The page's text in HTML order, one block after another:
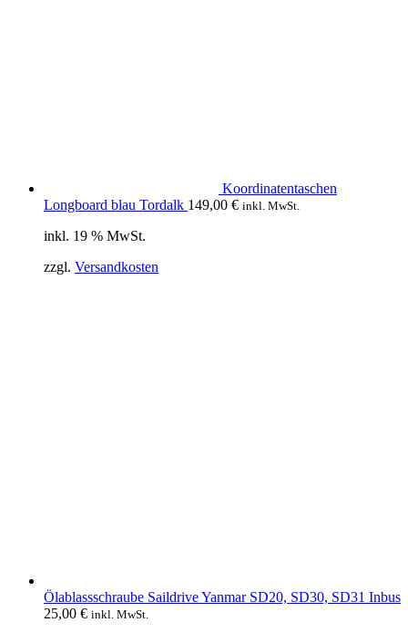
Koordinatentaschen
Longboard blau Tordalk 149,00 € inkl. MwSt.
inkl. 19 % MwSt.
zzgl. Versandkosten
Ölablassschraube Saildrive Yanmar SD20, SD30, SD31 Inbus
25,00 € inkl. MwSt.